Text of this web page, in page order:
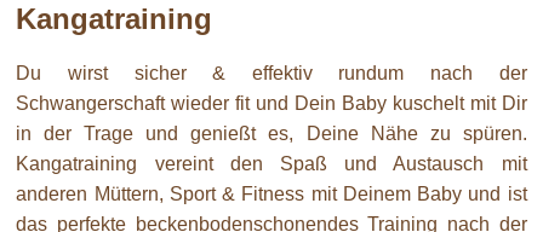
Kangatraining
Du wirst sicher & effektiv rundum nach der
Schwangerschaft wieder fit und Dein Baby kuschelt mit Dir
in der Trage und genießt es, Deine Nähe zu spüren.
Kangatraining vereint den Spaß und Austausch mit
anderen Müttern, Sport & Fitness mit Deinem Baby und ist
das perfekte beckenbodenschonendes Training nach der